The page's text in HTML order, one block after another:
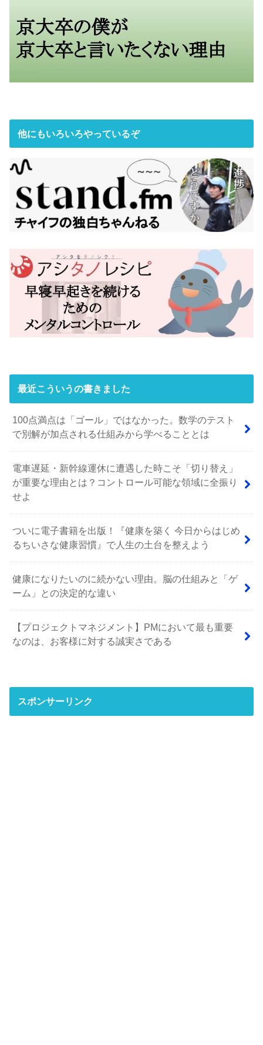
他にもいろいろやっているぞ
最近こういうの書きました
100点満点は「ゴール」ではなかった。数学のテスト
で別解が加点される仕組みから学べることとは
電車遅延・新幹線運休に遭遇した時こそ「切り替え」
が重要な理由とは？コントロール可能な領域に全振り
せよ
ついに電子書籍を出版！『健康を築く 今日からはじめ
るちいさな健康習慣』で人生の土台を整えよう
健康になりたいのに続かない理由。脳の仕組みと「ゲ
ーム」との決定的な違い
【プロジェクトマネジメント】PMにおいて最も重要
なのは、お客様に対する誠実さである
スポンサーリンク